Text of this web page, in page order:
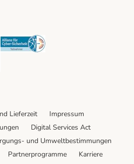
Security Security
Lieferzeit
Impressum
Digital Services Act
und Umweltbestimmungen
Partnerprogramme
Karriere